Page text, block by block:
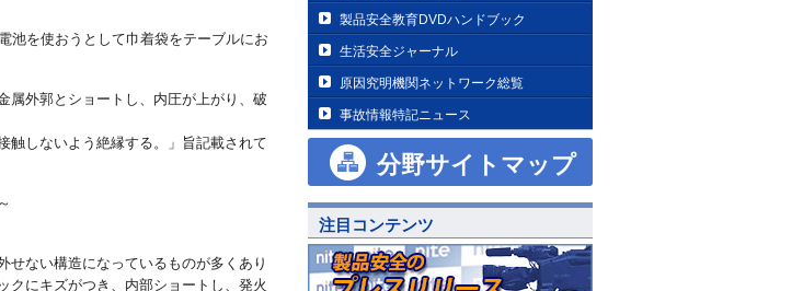
池を使おうとして巾着袋をテーブルにお
属外郭とショートし、内圧が上がり、破
触しないよう絶縁する。」旨記載されて
せない構造になっているものが多くあり
クにキズがつき、内部ショートし、発火
製品安全教育DVDハンドブック
生活安全ジャーナル
原因究明機関ネットワーク総覧
事故情報特記ニュース
分野サイトマップ
注目コンテンツ